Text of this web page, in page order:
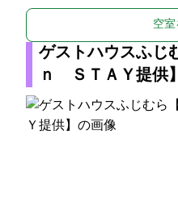
空室
ゲストハウスふじ
ｎ ＳＴＡＹ提供】